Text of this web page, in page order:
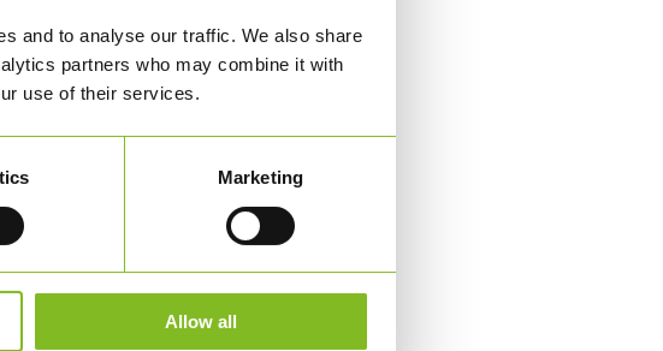
and to analyse our traffic. We also share
partners who may combine it with
use of their services.
Marketing
Allow all